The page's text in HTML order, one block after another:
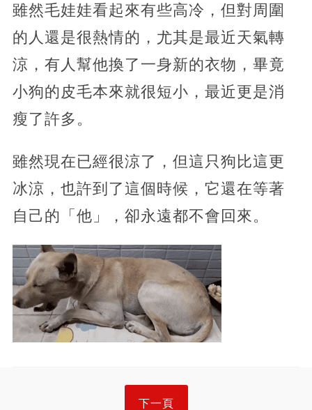
雖然毛娃娃看起來有些高冷，但對周圍
的人還是很熱情的，尤其是最近天氣轉
涼，有人幫他換了一身新的衣物，畢竟
小狗的皮毛本來就很短小，最近更是消
瘦了許多。
雖然現在已經很涼了，但這只狗比這更
冰涼，也許到了這個時候，它還在等著
自己的「他」，卻永遠都不會回來。
下一頁